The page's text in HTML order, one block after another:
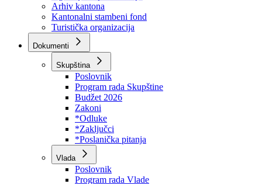
BPK šume
RTV BPK
Agencija za privatizaciju
Arhiv kantona
Kantonalni stambeni fond
Turistička organizacija
Dokumenti
Skupština
Poslovnik
Program rada Skupštine
Budžet 2026
Zakoni
*Odluke
*Zaključci
*Poslanička pitanja